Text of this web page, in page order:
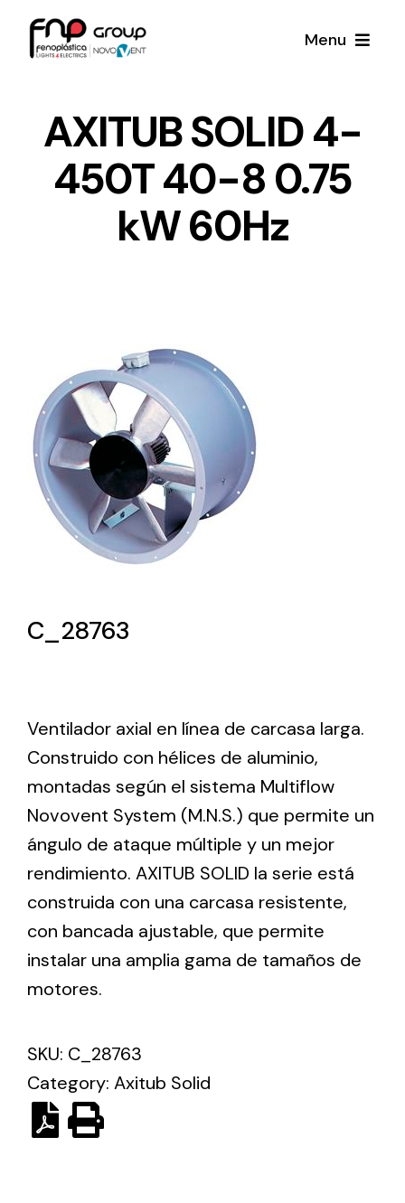
Menu
Lighting and Electrical
Equipment
Complete solutions in lighting and electrical
material for each project and need
ventilación industriales
Ventilation
The incorporation of Novovent into the group
meant a greater offer of ventilation products for
different uses
Iluminación Solar
Variedad de soluciones solares para todo tipo
de necesidades.
Noticias
Proyectos
AXITUB SOLID 4-
450T 40-8 0.75
kW 60Hz
C_28763
Ventilador axial en línea de carcasa larga.
Construido con hélices de aluminio,
montadas según el sistema Multiflow
Novovent System (M.N.S.) que permite un
ángulo de ataque múltiple y un mejor
rendimiento. AXITUB SOLID la serie está
construida con una carcasa resistente,
con bancada ajustable, que permite
instalar una amplia gama de tamaños de
motores.
SKU: C_28763
Category: Axitub Solid